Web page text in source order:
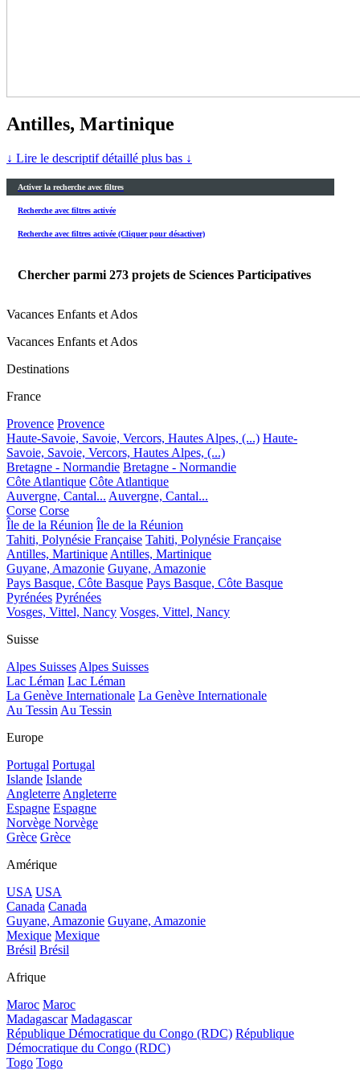
Antilles, Martinique
↓ Lire le descriptif détaillé plus bas ↓
Activer la recherche avec filtres
Recherche avec filtres activée
Recherche avec filtres activée (Cliquer pour désactiver)
Chercher parmi 273 projets de Sciences Participatives
Vacances Enfants et Ados
Vacances Enfants et Ados
Destinations
France
Provence Provence
Haute-Savoie, Savoie, Vercors, Hautes Alpes, (...) Haute-
Savoie, Savoie, Vercors, Hautes Alpes, (...)
Bretagne - Normandie Bretagne - Normandie
Côte Atlantique Côte Atlantique
Auvergne, Cantal... Auvergne, Cantal...
Corse Corse
Île de la Réunion Île de la Réunion
Tahiti, Polynésie Française Tahiti, Polynésie Française
Antilles, Martinique Antilles, Martinique
Guyane, Amazonie Guyane, Amazonie
Pays Basque, Côte Basque Pays Basque, Côte Basque
Pyrénées Pyrénées
Vosges, Vittel, Nancy Vosges, Vittel, Nancy
Suisse
Alpes Suisses Alpes Suisses
Lac Léman Lac Léman
La Genève Internationale La Genève Internationale
Au Tessin Au Tessin
Europe
Portugal Portugal
Islande Islande
Angleterre Angleterre
Espagne Espagne
Norvège Norvège
Grèce Grèce
Amérique
USA USA
Canada Canada
Guyane, Amazonie Guyane, Amazonie
Mexique Mexique
Brésil Brésil
Afrique
Maroc Maroc
Madagascar Madagascar
République Démocratique du Congo (RDC) République
Démocratique du Congo (RDC)
Togo Togo